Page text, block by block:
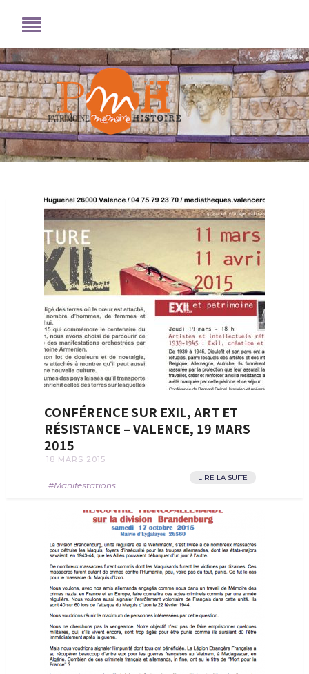
CONFÉRENCE SUR EXIL, ART ET
RÉSISTANCE – VALENCE, 19 MARS
2015
18 MARS 2015
LIRE LA SUITE
Manifestations